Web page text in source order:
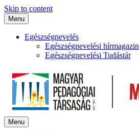
Skip to content
Menu
Egészségnevelés
Egészségnevelési hírmagazin
Egészségnevelési Tudástár
Menu